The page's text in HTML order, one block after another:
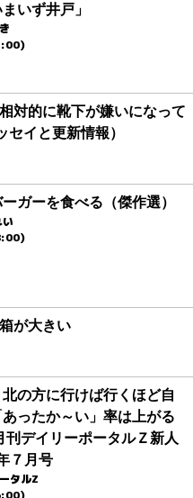
いず井戸」
対的に靴下が嫌いになって
セイと更新情報）
ガーを食べる（傑作選）
が大きい
の方に行けば行くほど自
ったか～い」率は上がる
刊デイリーポータルＺ新人
７月号
タルZ